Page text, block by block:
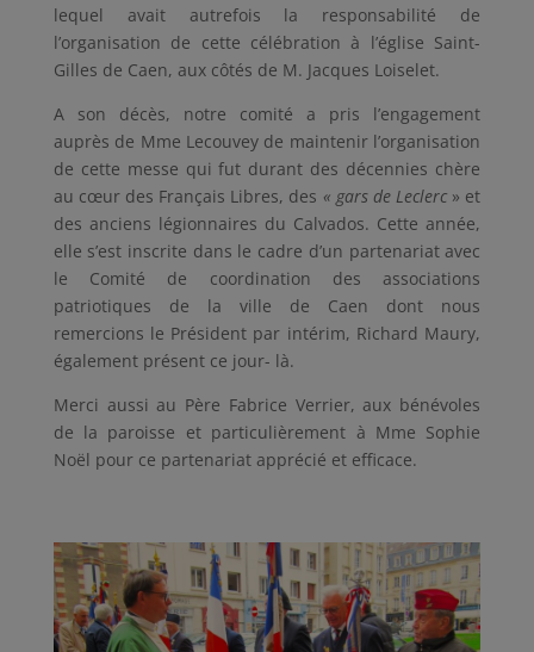
lequel avait autrefois la responsabilité de
l’organisation de cette célébration à l’église Saint-
Gilles de Caen, aux côtés de M. Jacques Loiselet.
A son décès, notre comité a pris l’engagement
auprès de Mme Lecouvey de maintenir l’organisation
de cette messe qui fut durant des décennies chère
au cœur des Français Libres, des « gars de Leclerc» et
des anciens légionnaires du Calvados. Cette année,
elle s’est inscrite dans le cadre d’un partenariat avec
le Comité de coordination des associations
patriotiques de la ville de Caen dont nous
remercions le Président par intérim, Richard Maury,
également présent ce jour- là.
Merci aussi au Père Fabrice Verrier, aux bénévoles
de la paroisse et particulièrement à Mme Sophie
Noël pour ce partenariat apprécié et efficace.